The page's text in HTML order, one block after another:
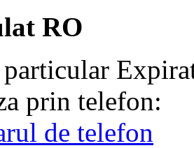
RO
prin telefon:
de telefon